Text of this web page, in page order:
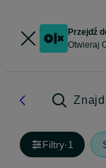
Przejdź
Otwieraj
Filtry·1